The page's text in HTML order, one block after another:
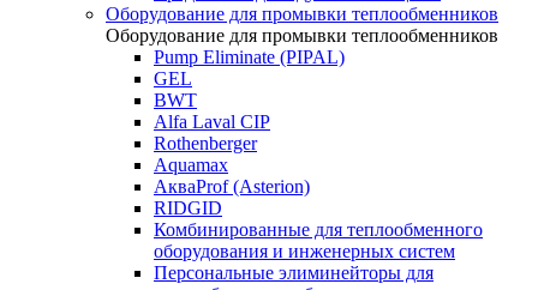
Оборудование для промывки теплообменников
Оборудование для промывки теплообменников
Pump Eliminate (PIPAL)
GEL
BWT
Alfa Laval CIP
Rothenberger
Aquamax
АкваProf (Asterion)
RIDGID
Комбинированные для теплообменного
оборудования и инженерных систем
Персональные элиминейторы для